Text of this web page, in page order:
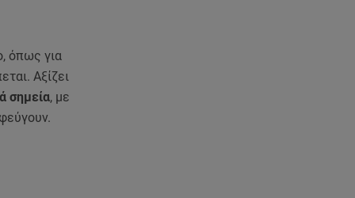
όπως για
Αξίζει
σημεία, με